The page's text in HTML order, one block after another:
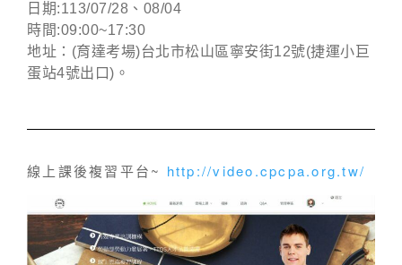
日期:113/07/28、08/04
時間:09:00~17:30
地址：(育達考場)台北市松山區寧安街12號(捷運小巨
蛋站4號出口)。
線上課後複習平台~ http://video.cpcpa.org.tw/